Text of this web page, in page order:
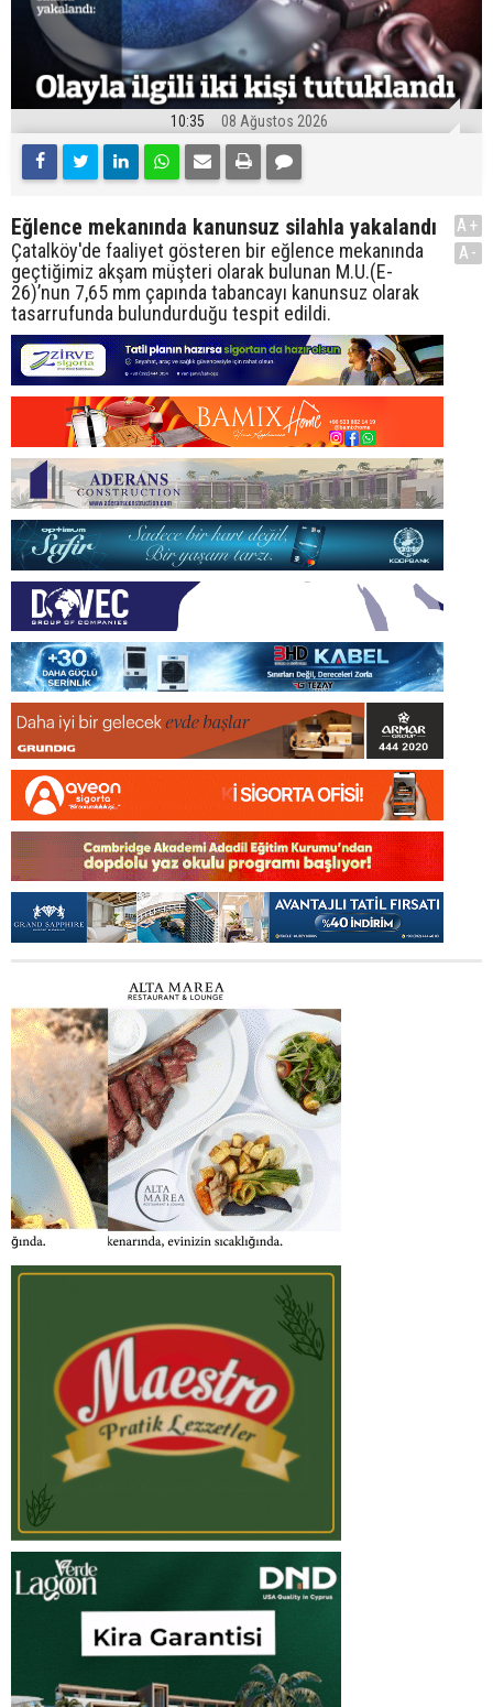
10:35 08 Ağustos 2026
Eğlence mekanında kanunsuz silahla yakalandı
Çatalköy'de faaliyet gösteren bir eğlence mekanında
geçtiğimiz akşam müşteri olarak bulunan M.U.(E-
26)’nun 7,65 mm çapında tabancayı kanunsuz olarak
tasarrufunda bulundurduğu tespit edildi.
A+
A-